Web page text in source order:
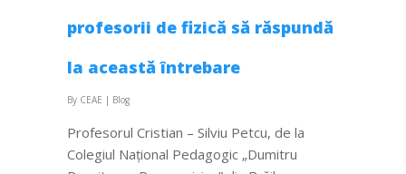
profesorii de fizică să răspundă
la această întrebare
By CEAE | Blog
Profesorul Cristian – Silviu Petcu, de la
Colegiul Național Pedagogic „Dumitru